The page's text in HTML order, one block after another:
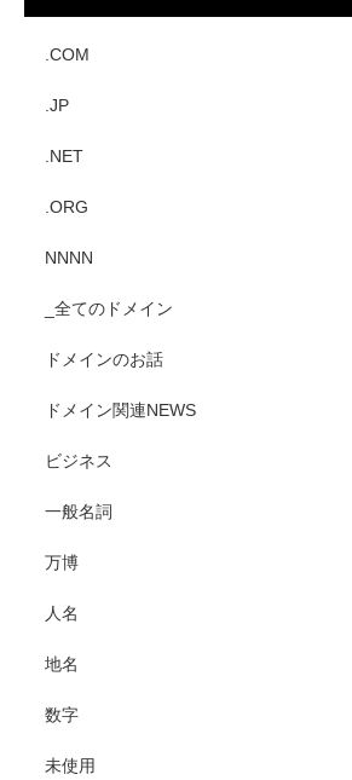
.COM
.JP
.NET
.ORG
NNNN
_全てのドメイン
ドメインのお話
ドメイン関連NEWS
ビジネス
一般名詞
万博
人名
地名
数字
未使用